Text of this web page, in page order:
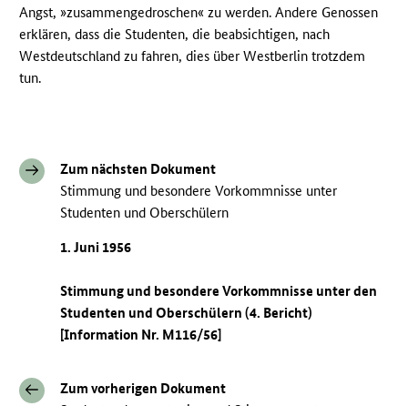
Angst, »zusammengedroschen« zu werden. Andere Genossen
erklären, dass die Studenten, die beabsichtigen, nach
Westdeutschland zu fahren, dies über Westberlin trotzdem
tun.
Zum nächsten Dokument
Stimmung und besondere Vorkommnisse unter
Studenten und Oberschülern
1. Juni 1956
Stimmung und besondere Vorkommnisse unter den
Studenten und Oberschülern (4. Bericht)
[Information Nr. M116/56]
Zum vorherigen Dokument